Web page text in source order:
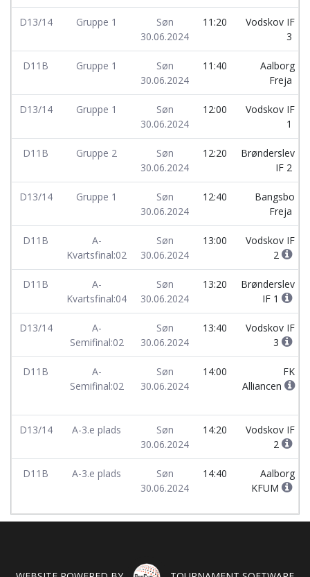
D13/14 Gruppe 1
Søn
30.06.2024
11:20
Vodskov IF
3
D11B Gruppe 1
Søn
30.06.2024
11:40
Aalborg
Freja
D13/14 Gruppe 1
Søn
30.06.2024
12:00
Vodskov IF
1
D11B Gruppe 2
Søn
30.06.2024
12:20
Brønderslev
IF 2
D13/14 Gruppe 1
Søn
30.06.2024
12:40
Bangsbo
Freja
D11B
A-
Kvartsfinal:02
Søn
30.06.2024
13:00
Vodskov IF
2
D11B
A-
Kvartsfinal:04
Søn
30.06.2024
13:20
Brønderslev
IF 1
D13/14
A-
Semifinal:02
Søn
30.06.2024
13:40
Vodskov IF
3
D11B
A-
Semifinal:02
Søn
30.06.2024
14:00
FK
Alliancen
D13/14 A-3.e plads
Søn
30.06.2024
14:20
Vodskov IF
2
D11B A-3.e plads
Søn
30.06.2024
14:40
Aalborg
KFUM